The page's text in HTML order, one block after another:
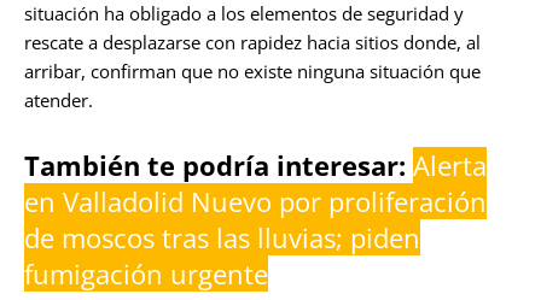
situación ha obligado a los elementos de seguridad y
rescate a desplazarse con rapidez hacia sitios donde, al
arribar, confirman que no existe ninguna situación que
atender.
También te podría interesar: Alerta
en Valladolid Nuevo por proliferación
de moscos tras las lluvias; piden
fumigación urgente